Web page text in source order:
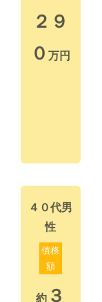
２９
０万円
４０代男
性
債務
額
約 ３